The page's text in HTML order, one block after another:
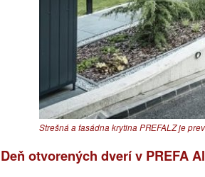
Strešná a fasádna krytina PREFALZ je
Deň otvorených dverí v PREFA